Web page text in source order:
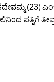
(23)
ಪತ್ನಿಗೆ